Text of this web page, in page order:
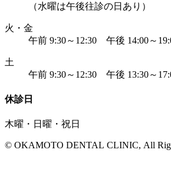
（水曜は午後往診の日あり）
火・金
午前 9:30～12:30 午後 14:00～
土
午前 9:30～12:30 午後 13:30～
休診日
木曜・日曜・祝日
© OKAMOTO DENTAL CLINIC, All